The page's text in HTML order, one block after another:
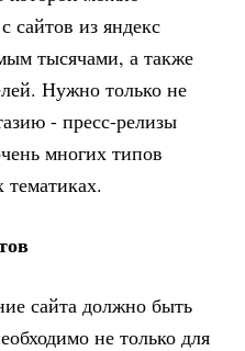
сайтов из яндекс
тысячами, а также
Нужно только не
- пресс-релизы
многих типов
сайта должно быть
не только для